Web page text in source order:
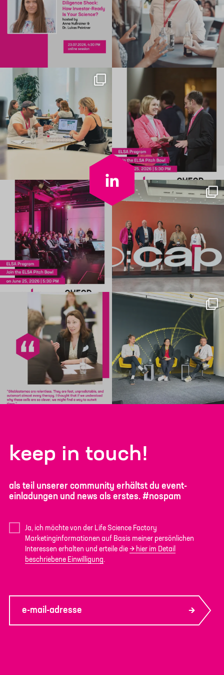
keep in touch!
als teil unserer community erhältst du event-
einladungen und news als erstes. #nospam
Ja, ich möchte von der Life Science Factory
Marketinginformationen auf Basis meiner persönlichen
Interessen erhalten und erteile die
hier im Detail
beschriebene Einwilligung.
e-mail-adresse